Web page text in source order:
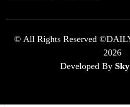
© All Rights Reserved
2026
Developed By